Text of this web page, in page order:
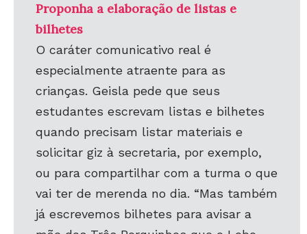
Proponha a elaboração de listas e
bilhetes
O caráter comunicativo real é
especialmente atraente para as
crianças. Geisla pede que seus
estudantes escrevam listas e bilhetes
quando precisam listar materiais e
solicitar giz à secretaria, por exemplo,
ou para compartilhar com a turma o que
vai ter de merenda no dia. “Mas também
já escrevemos bilhetes para avisar a